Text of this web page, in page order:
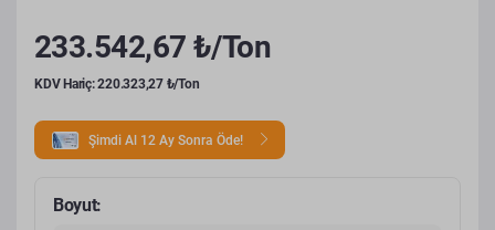
233.542,67 ₺/Ton
KDV Hariç: 220.323,27 ₺/Ton
Şimdi Al 12 Ay Sonra Öde!
Boyut: